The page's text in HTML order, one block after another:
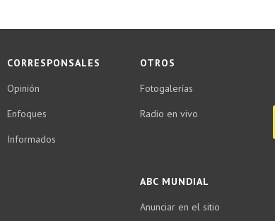
CORRESPONSALES
Opinión
Enfoques
Informados
OTROS
Fotogalerías
Radio en vivo
ABC MUNDIAL
Anunciar en el sitio